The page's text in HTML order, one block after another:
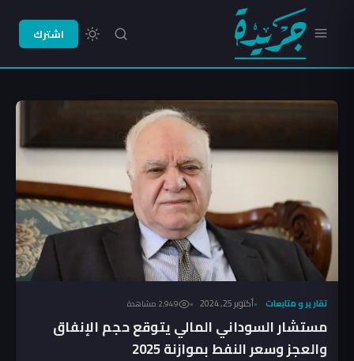
اشترك
تقارير و متابعات أكتوبر 25, 2024 2٬949 مشاهدة
مستشار السوداني المالي يتوقع حجم الإنفاق
والعجز وسعر النفط بموازنة 2025